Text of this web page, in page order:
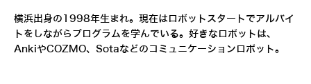
横浜出身の1998年生まれ。現在はロボットスタートでアルバイ
トをしながらプログラムを学んでいる。好きなロボットは、
AnkiやCOZMO、Sotaなどのコミュニケーションロボット。